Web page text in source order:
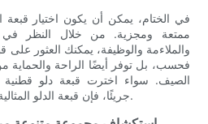
في الختام، يمكن أن يكون اختيار قبعة
ممتعة ومجزية. من خلال النظر في
والملاءمة والوظيفة، يمكنك العثور
فحسب، بل توفر أيضًا الراحة والحماية
الصيف. سواء اخترت قبعة دلو قطنية
جريئًا، فإن قبعة الدلو المثالية بالجملة موجودة في انتظارك.